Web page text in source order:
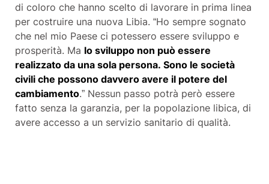
di coloro che hanno scelto di lavorare in prima linea
per costruire una nuova Libia. “Ho sempre sognato
che nel mio Paese ci potessero essere sviluppo e
prosperità. Ma lo sviluppo non può essere
realizzato da una sola persona. Sono le società
civili che possono davvero avere il potere del
cambiamento.” Nessun passo potrà però essere
fatto senza la garanzia, per la popolazione libica, di
avere accesso a un servizio sanitario di qualità.